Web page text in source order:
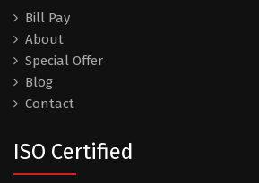
Bill Pay
About
Special Offer
Blog
Contact
ISO Certified